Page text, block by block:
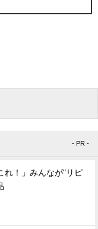
- PR -
れ！」みんなが"リピ